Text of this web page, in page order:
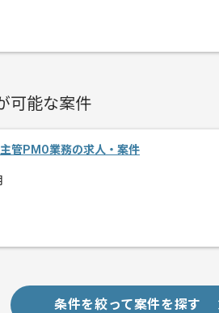
可能な案件
管PMO業務の求人・案件
条件を絞って案件を探す